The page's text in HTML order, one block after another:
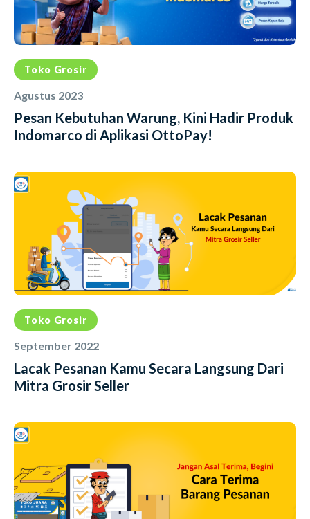
Toko Grosir
Agustus 2023
Pesan Kebutuhan Warung, Kini Hadir Produk
Indomarco di Aplikasi OttoPay!
Toko Grosir
September 2022
Lacak Pesanan Kamu Secara Langsung Dari
Mitra Grosir Seller